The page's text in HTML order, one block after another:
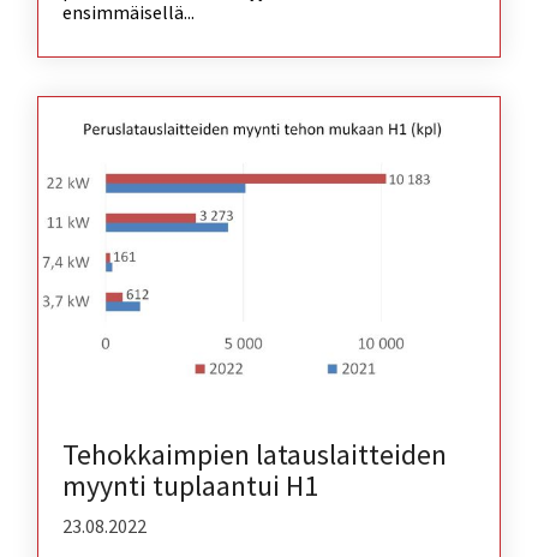
ensimmäisellä...
Tehokkaimpien latauslaitteiden
myynti tuplaantui H1
23.08.2022